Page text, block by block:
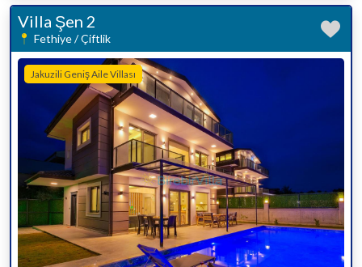
Villa Şen 2
Fethiye / Çiftlik
Jakuzili Geniş Aile Villası